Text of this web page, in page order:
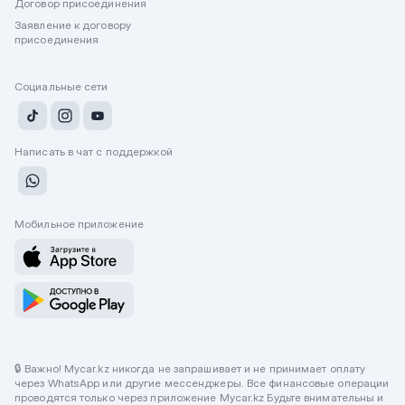
Договор присоединения
Заявление к договору
присоединения
Социальные сети
Написать в чат с поддержкой
Мобильное приложение
🔒 Важно! Mycar.kz никогда не запрашивает и не принимает оплату
через WhatsApp или другие мессенджеры. Все финансовые операции
проводятся только через приложение Mycar.kz Будьте внимательны и